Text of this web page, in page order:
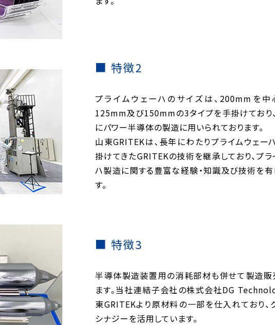
特徴2
プライムウェーハのサイズは、200mmを中
125mm及び150mmの3タイプを手掛けており
にパワー半導体の製造に用いられております。
山東GRITEKは、長年にわたりプライムウェー
掛けてきたGRITEKの技術を継承しており、プラ
ハ製造に関する豊富な経験・知識及び技術を有
す。
特徴3
半導体製造装置用の消耗部材も併せて製造販
ます。当社連結子会社の株式会社DG
東GRITEKより原材料の一部を仕入れており、
シナジーを活用しています。